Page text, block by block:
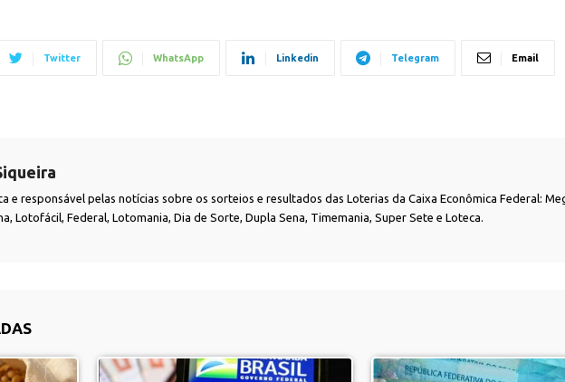
Twitter WhatsApp Linkedin Telegram Email
e responsável pelas notícias sobre os sorteios e resultados das Loterias da Caixa Econômica Federal:
Lotofácil, Federal, Lotomania, Dia de Sorte, Dupla Sena, Timemania, Super Sete e Loteca.